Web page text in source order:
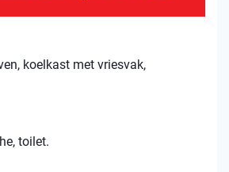
koelkast met vriesvak,
toilet.